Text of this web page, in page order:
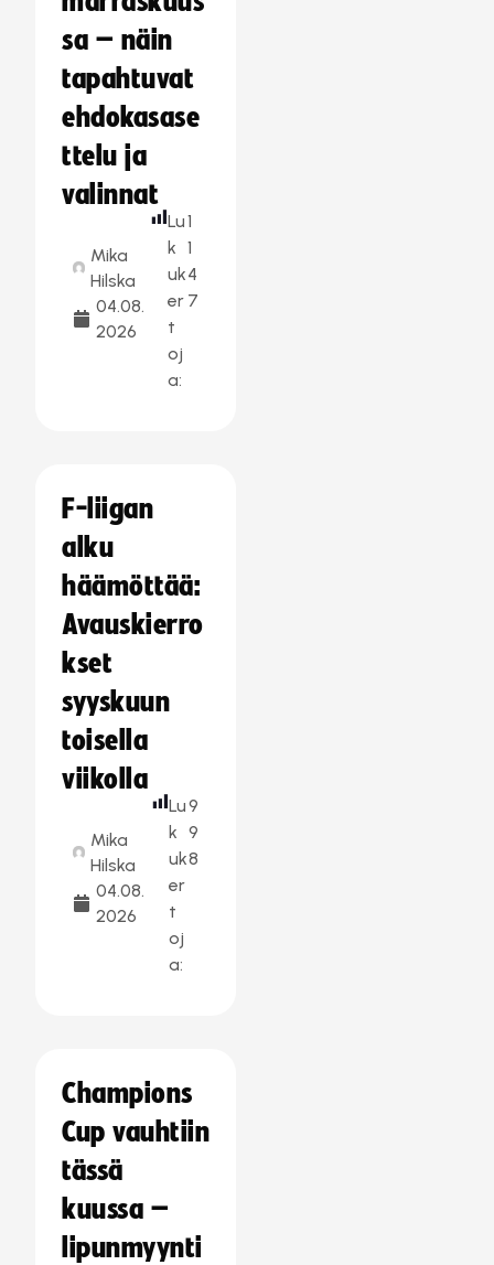
sa – näin
tapahtuvat
ehdokasase
ttelu ja
valinnat
Mika
Hilska
04.08.
2026
Lu
k
uk
er
t
oj
a:
1
1
4
7
F-liigan
alku
häämöttää:
Avauskierro
kset
syyskuun
toisella
viikolla
Mika
Hilska
04.08.
2026
Lu
k
uk
er
t
oj
a:
9
9
8
Champions
Cup vauhtiin
tässä
kuussa –
lipunmyynti